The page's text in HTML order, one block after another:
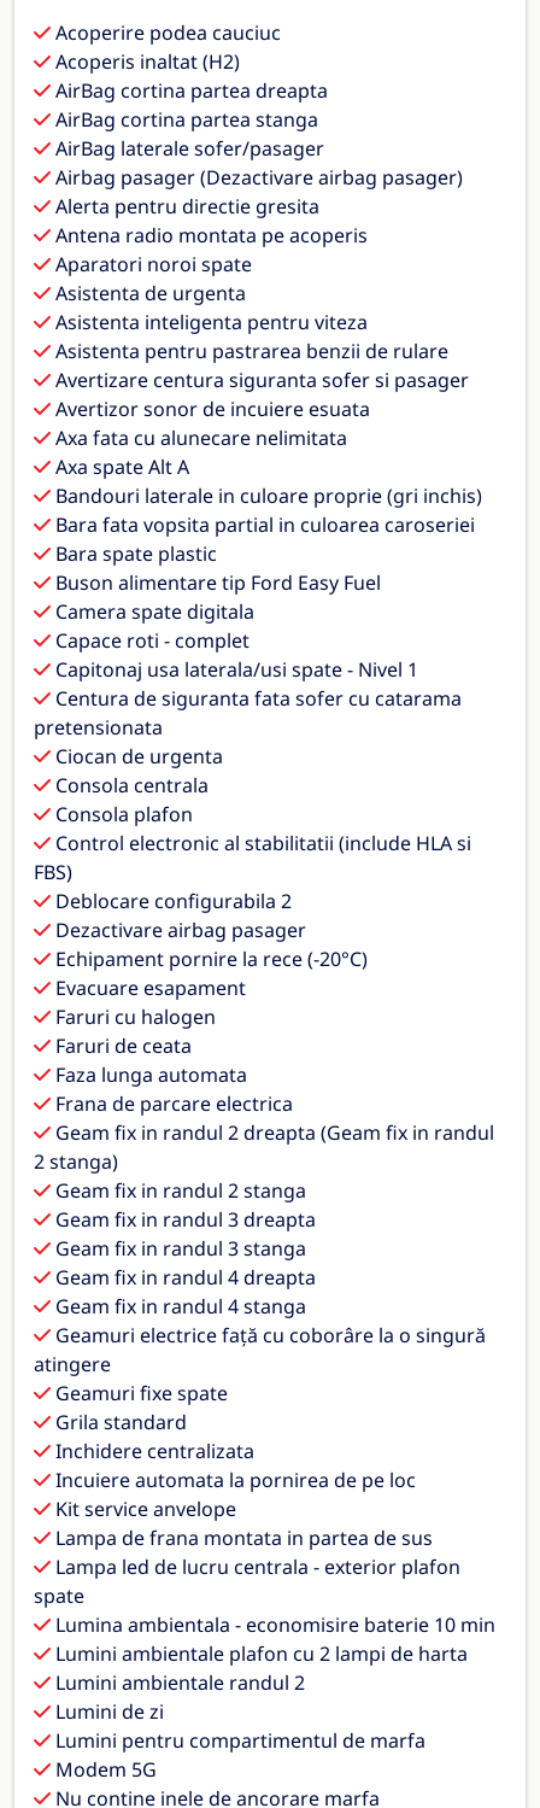
Acoperire podea cauciuc
Acoperis inaltat (H2)
AirBag cortina partea dreapta
AirBag cortina partea stanga
AirBag laterale sofer/pasager
Airbag pasager (Dezactivare airbag pasager)
Alerta pentru directie gresita
Antena radio montata pe acoperis
Aparatori noroi spate
Asistenta de urgenta
Asistenta inteligenta pentru viteza
Asistenta pentru pastrarea benzii de rulare
Avertizare centura siguranta sofer si pasager
Avertizor sonor de incuiere esuata
Axa fata cu alunecare nelimitata
Axa spate Alt A
Bandouri laterale in culoare proprie (gri inchis)
Bara fata vopsita partial in culoarea caroseriei
Bara spate plastic
Buson alimentare tip Ford Easy Fuel
Camera spate digitala
Capace roti - complet
Capitonaj usa laterala/usi spate - Nivel 1
Centura de siguranta fata sofer cu catarama
pretensionata
Ciocan de urgenta
Consola centrala
Consola plafon
Control electronic al stabilitatii (include HLA si
FBS)
Deblocare configurabila 2
Dezactivare airbag pasager
Echipament pornire la rece (-20°C)
Evacuare esapament
Faruri cu halogen
Faruri de ceata
Faza lunga automata
Frana de parcare electrica
Geam fix in randul 2 dreapta (Geam fix in randul
2 stanga)
Geam fix in randul 2 stanga
Geam fix in randul 3 dreapta
Geam fix in randul 3 stanga
Geam fix in randul 4 dreapta
Geam fix in randul 4 stanga
Geamuri electrice faţă cu coborâre la o singură
atingere
Geamuri fixe spate
Grila standard
Inchidere centralizata
Incuiere automata la pornirea de pe loc
Kit service anvelope
Lampa de frana montata in partea de sus
Lampa led de lucru centrala - exterior plafon
spate
Lumina ambientala - economisire baterie 10 min
Lumini ambientale plafon cu 2 lampi de harta
Lumini ambientale randul 2
Lumini de zi
Lumini pentru compartimentul de marfa
Modem 5G
Nu contine inele de ancorare marfa